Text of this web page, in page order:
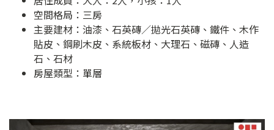
空間格局：三房
主要建材：油漆、石英磚／拋光石英磚、鐵件、木作
貼皮、鋼刷木皮、系統板材、大理石、磁磚、人造
石、石材
房屋類型：單層